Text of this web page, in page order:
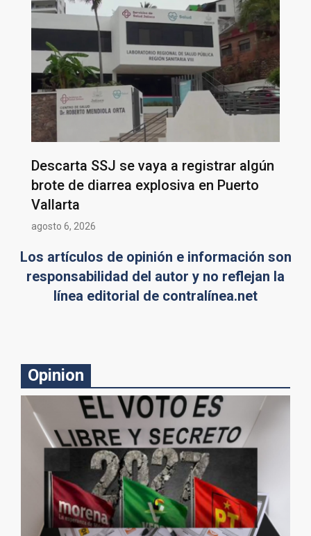
Descarta SSJ se vaya a registrar algún
brote de diarrea explosiva en Puerto
Vallarta
agosto 6, 2026
Los artículos de opinión e información son
responsabilidad del autor y no reflejan la
línea editorial de contralínea.net
Opinion